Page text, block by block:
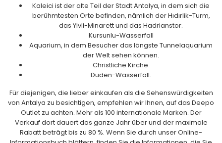
Kaleici ist der alte Teil der Stadt Antalya, in dem sich die
berühmtesten Orte befinden, nämlich der Hıdırlik-Turm,
das Yivli-Minarett und das Hadrianstor.
Kursunlu-Wasserfall
Aquarium, in dem Besucher das längste Tunnelaquarium
der Welt sehen können.
Christliche Kirche.
Duden-Wasserfall.
Für diejenigen, die lieber einkaufen als die Sehenswürdigkeiten
von Antalya zu besichtigen, empfehlen wir Ihnen, auf das Deepo
Outlet zu achten. Mehr als 100 internationale Marken. Der
Verkauf dort dauert das ganze Jahr über und der maximale
Rabatt beträgt bis zu 80 %. Wenn Sie durch unser Online-